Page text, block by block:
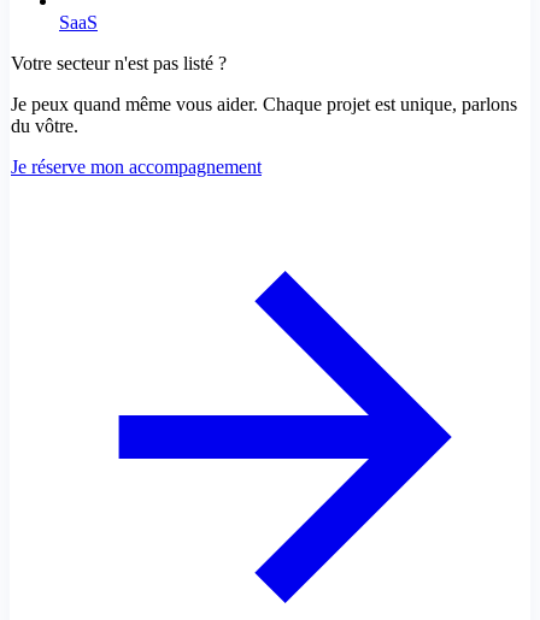
SaaS
Votre secteur n'est pas listé ?
Je peux quand même vous aider. Chaque projet est unique, parlons
du vôtre.
Je réserve mon accompagnement